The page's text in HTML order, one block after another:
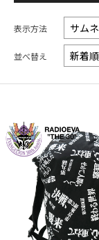
表示方法
並べ替え